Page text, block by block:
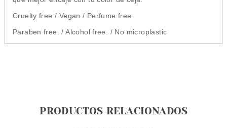
Cruelty free / Vegan / Perfume free
Paraben free. / Alcohol free. / No microplastic
PRODUCTOS RELACIONADOS